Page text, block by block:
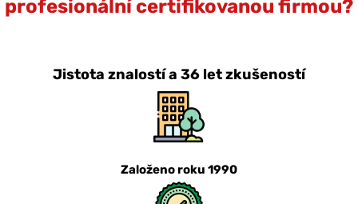
profesionální certifikovanou firmou?
Jistota znalostí a 36 let zkušeností
Založeno roku 1990